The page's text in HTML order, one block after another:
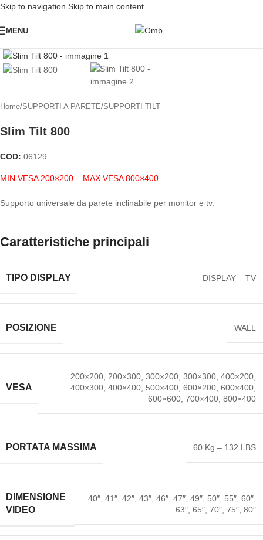
Skip to navigation Skip to main content
MENU
Home/SUPPORTI A PARETE/SUPPORTI TILT
Slim Tilt 800
COD: 06129
MIN VESA 200×200 – MAX VESA 800×400
Supporto universale da parete inclinabile per monitor e tv.
Caratteristiche principali
TIPO DISPLAY DISPLAY – TV
POSIZIONE WALL
VESA
200×200, 200×300, 300×200, 300×300, 400×200,
400×300, 400×400, 500×400, 600×200, 600×400,
600×600, 700×400, 800×400
PORTATA MASSIMA 60 Kg – 132 LBS
DIMENSIONE
VIDEO
40″, 41″, 42″, 43″, 46″, 47″, 49″, 50″, 55″, 60″,
63″, 65″, 70″, 75″, 80″